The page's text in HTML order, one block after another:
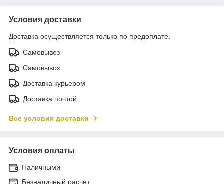
Условия доставки
Доставка осуществляется только по предоплате.
Самовывоз
Самовывоз
Доставка курьером
Доставка почтой
Все условия доставки
Условия оплаты
Наличными
Безналичный расчет